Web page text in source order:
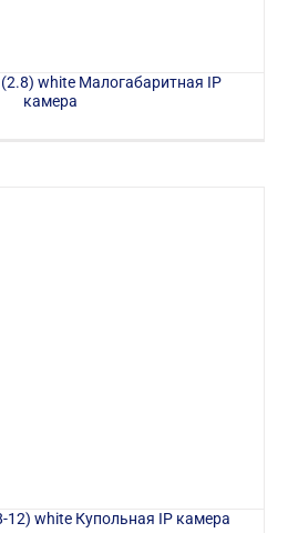
(2.8) white Малогабаритная IP
камера
12) white Купольная IP камера